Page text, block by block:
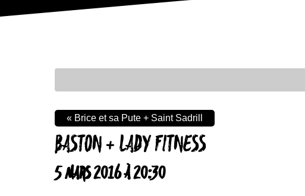
BASTON + LADY FITNESS
5 MARS 2016 À 20:30
« Brice et sa Pute + Saint Sadrill